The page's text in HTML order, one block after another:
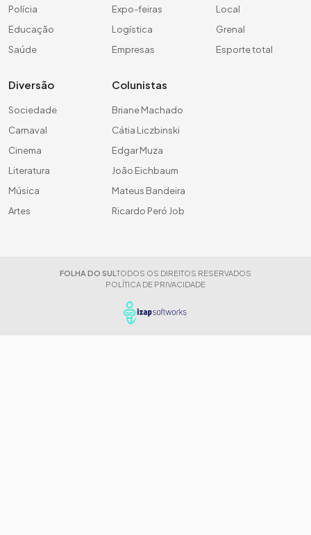
Polícia
Educação
Saúde
Expo-feiras
Logística
Empresas
Local
Grenal
Esporte total
Diversão
Sociedade
Carnaval
Cinema
Literatura
Música
Artes
Colunistas
Briane Machado
Cátia Liczbinski
Edgar Muza
João Eichbaum
Mateus Bandeira
Ricardo Peró Job
FOLHA DO SUL TODOS OS DIREITOS RESERVADOS
POLÍTICA DE PRIVACIDADE